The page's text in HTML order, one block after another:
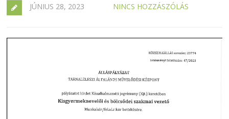
JÚNIUS 28, 2023 NINCS HOZZÁSZÓLÁS